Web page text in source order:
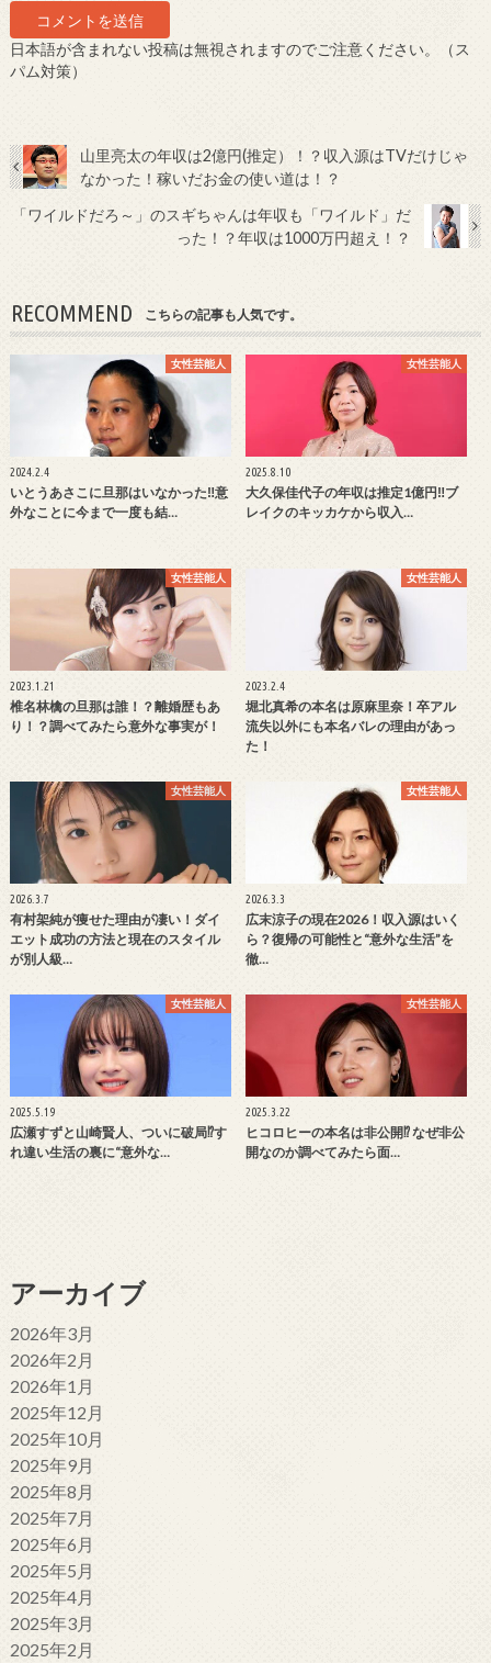
日本語が含まれない投稿は無視されますのでご注意ください。（ス
パム対策）
山里亮太の年収は2億円(推定）！？収入源はTVだけじゃ
なかった！稼いだお金の使い道は！？
「ワイルドだろ～」のスギちゃんは年収も「ワイルド」だ
った！？年収は1000万円超え！？
RECOMMEND こちらの記事も人気です。
女性芸能人
2024.2.4
いとうあさこに旦那はいなかった‼意
外なことに今まで一度も結…
女性芸能人
2025.8.10
大久保佳代子の年収は推定1億円‼ブ
レイクのキッカケから収入…
女性芸能人
2023.1.21
椎名林檎の旦那は誰！？離婚歴もあ
り！？調べてみたら意外な事実が！
女性芸能人
2023.2.4
堀北真希の本名は原麻里奈！卒アル
流失以外にも本名バレの理由があっ
た！
女性芸能人
2026.3.7
有村架純が痩せた理由が凄い！ダイ
エット成功の方法と現在のスタイル
が別人級…
女性芸能人
2026.3.3
広末涼子の現在2026！収入源はいく
ら？復帰の可能性と“意外な生活”を
徹…
女性芸能人
2025.5.19
広瀬すずと山崎賢人、ついに破局⁉す
れ違い生活の裏に“意外な…
女性芸能人
2025.3.22
ヒコロヒーの本名は非公開⁉ なぜ非公
開なのか調べてみたら面…
アーカイブ
2026年3月
2026年2月
2026年1月
2025年12月
2025年10月
2025年9月
2025年8月
2025年7月
2025年6月
2025年5月
2025年4月
2025年3月
2025年2月